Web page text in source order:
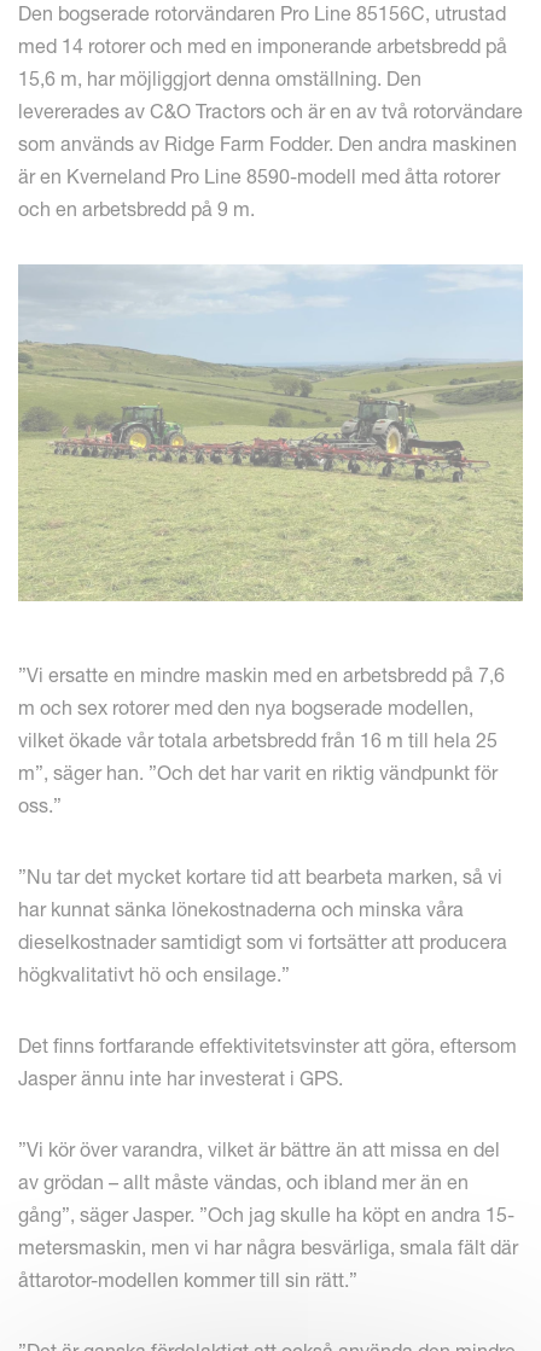
Den bogserade rotorvändaren Pro Line 85156C, utrustad
med 14 rotorer och med en imponerande arbetsbredd på
15,6 m, har möjliggjort denna omställning. Den
levererades av C&O Tractors och är en av två rotorvändare
som används av Ridge Farm Fodder. Den andra maskinen
är en Kverneland Pro Line 8590-modell med åtta rotorer
och en arbetsbredd på 9 m.
”Vi ersatte en mindre maskin med en arbetsbredd på 7,6
m och sex rotorer med den nya bogserade modellen,
vilket ökade vår totala arbetsbredd från 16 m till hela 25
m”, säger han. ”Och det har varit en riktig vändpunkt för
oss.”
”Nu tar det mycket kortare tid att bearbeta marken, så vi
har kunnat sänka lönekostnaderna och minska våra
dieselkostnader samtidigt som vi fortsätter att producera
högkvalitativt hö och ensilage.”
Det finns fortfarande effektivitetsvinster att göra, eftersom
Jasper ännu inte har investerat i GPS.
”Vi kör över varandra, vilket är bättre än att missa en del
av grödan – allt måste vändas, och ibland mer än en
gång”, säger Jasper. ”Och jag skulle ha köpt en andra 15-
metersmaskin, men vi har några besvärliga, smala fält där
åttarotor-modellen kommer till sin rätt.”